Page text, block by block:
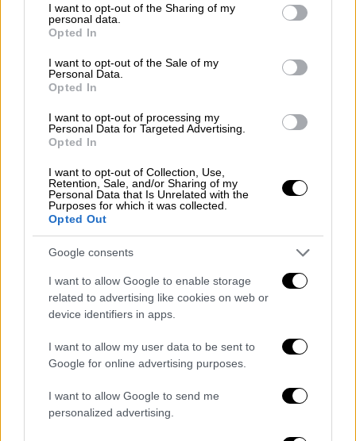
not limited to your visit or usage behaviour. You may click to
grant or deny consent to Google and its third-party tags to
use your data for below specified purposes in below Google
consent section.
I want to opt-out of the Sharing of my
personal data.
Opted In
I want to opt-out of the Sale of my
Personal Data.
Opted In
I want to opt-out of processing my
Personal Data for Targeted Advertising.
Opted In
I want to opt-out of Collection, Use,
Retention, Sale, and/or Sharing of my
Personal Data that Is Unrelated with the
Purposes for which it was collected.
Opted Out
Google consents
I want to allow Google to enable storage
related to advertising like cookies on web or
device identifiers in apps.
I want to allow my user data to be sent to
Google for online advertising purposes.
I want to allow Google to send me
personalized advertising.
Καταφυγή στα επεισόδια στην Νομική
και οι... μνήμες της Πανεπιστημιακής
Αστυνομίας
Ξύπνησαν μνήμες Πανεπιστημιακής
Πολιτική|02.05.2025 21:59
Έκτακτη σύσκεψη Μητσοτάκη για τη